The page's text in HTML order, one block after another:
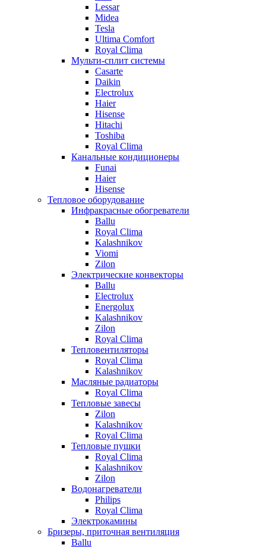
Lessar
Midea
Tesla
Ultima Comfort
Royal Clima
Мульти-сплит системы
Casarte
Daikin
Electrolux
Haier
Hisense
Hitachi
Toshiba
Royal Clima
Канальные кондиционеры
Funai
Haier
Hisense
Тепловое оборудование
Инфракрасные обогреватели
Ballu
Royal Clima
Kalashnikov
Viomi
Zilon
Электрические конвекторы
Ballu
Electrolux
Energolux
Kalashnikov
Zilon
Royal Clima
Тепловентиляторы
Royal Clima
Kalashnikov
Масляные радиаторы
Royal Clima
Тепловые завесы
Zilon
Kalashnikov
Royal Clima
Тепловые пушки
Royal Clima
Kalashnikov
Zilon
Водонагреватели
Philips
Royal Clima
Электрокамины
Бризеры, приточная вентиляция
Ballu